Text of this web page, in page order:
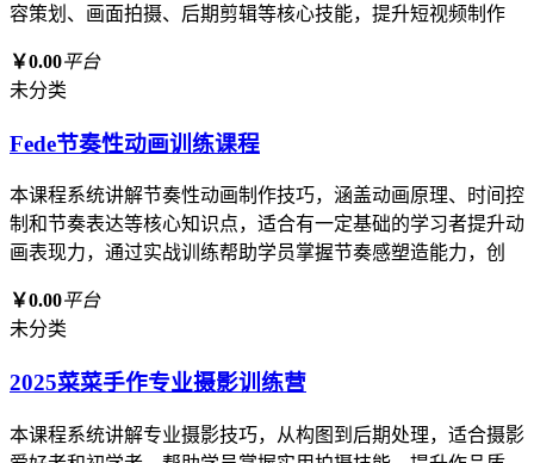
容策划、画面拍摄、后期剪辑等核心技能，提升短视频制作
￥0.00平台
未分类
Fede节奏性动画训练课程
本课程系统讲解节奏性动画制作技巧，涵盖动画原理、时间控
制和节奏表达等核心知识点，适合有一定基础的学习者提升动
画表现力，通过实战训练帮助学员掌握节奏感塑造能力，创
￥0.00平台
未分类
2025菜菜手作专业摄影训练营
本课程系统讲解专业摄影技巧，从构图到后期处理，适合摄影